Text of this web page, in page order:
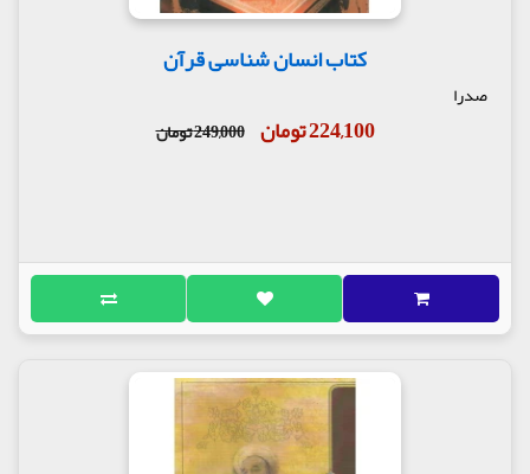
کتاب انسان شناسی قرآن
صدرا
224,100 تومان 249,000 تومان